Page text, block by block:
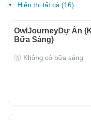
Hiển thị tất cả (16)
OwlJourneyDự Án
Bữa Sáng)
Không có bữa sáng